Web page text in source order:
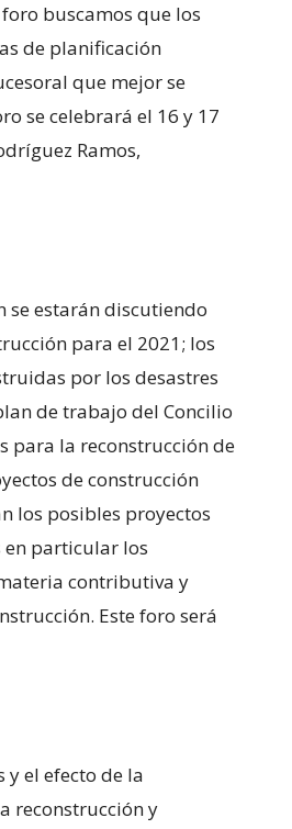
buscamos que los
de planificación
que mejor se
se celebrará el 16 y 17
Ramos,
se estarán discutiendo
para el 2021; los
por los desastres
de trabajo del Concilio
para la reconstrucción de
de construcción
los posibles proyectos
en particular los
contributiva y
Este foro será
y el efecto de la
reconstrucción y